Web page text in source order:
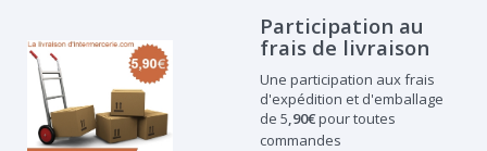
Participation au
frais de livraison
Une participation aux frais
d'expédition et d'emballage
de 5,90€pour toutes
commandes